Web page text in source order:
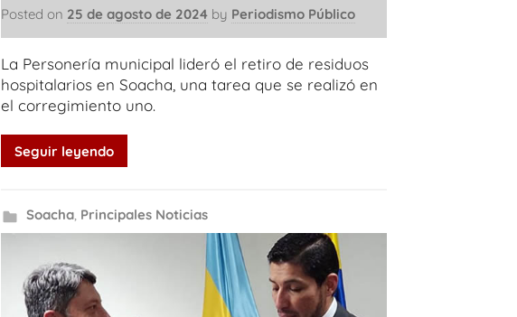
Posted on 25 de agosto de 2024 by Periodismo Público
La Personería municipal lideró el retiro de residuos
hospitalarios en Soacha, una tarea que se realizó en
el corregimiento uno.
Seguir leyendo
Soacha, Principales Noticias